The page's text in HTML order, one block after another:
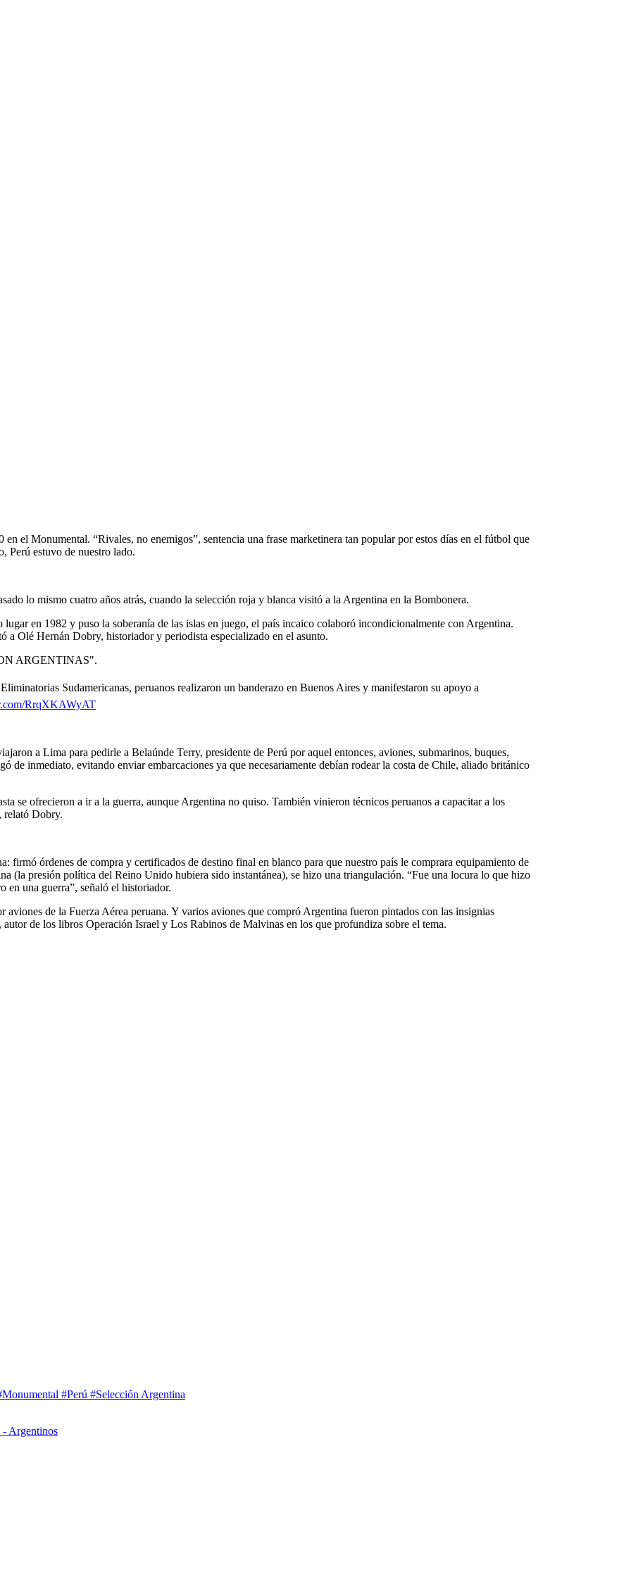
el Monumental. “Rivales, no enemigos”, sentencia una frase marketinera tan popular por estos días en el fútbol que
Perú estuvo de nuestro lado.
lo mismo cuatro años atrás, cuando la selección roja y blanca visitó a la Argentina en la Bombonera.
en 1982 y puso la soberanía de las islas en juego, el país incaico colaboró incondicionalmente con Argentina.
Olé Hernán Dobry, historiador y periodista especializado en el asunto.
ARGENTINAS".
Sudamericanas, peruanos realizaron un banderazo en Buenos Aires y manifestaron su apoyo a
RrqXKAWyAT
a Lima para pedirle a Belaúnde Terry, presidente de Perú por aquel entonces, aviones, submarinos, buques,
de inmediato, evitando enviar embarcaciones ya que necesariamente debían rodear la costa de Chile, aliado británico
se ofrecieron a ir a la guerra, aunque Argentina no quiso. También vinieron técnicos peruanos a capacitar a los
relató Dobry.
firmó órdenes de compra y certificados de destino final en blanco para que nuestro país le comprara equipamiento de
(la presión política del Reino Unido hubiera sido instantánea), se hizo una triangulación. “Fue una locura lo que hizo
en una guerra”, señaló el historiador.
de la Fuerza Aérea peruana. Y varios aviones que compró Argentina fueron pintados con las insignias
de los libros Operación Israel y Los Rabinos de Malvinas en los que profundiza sobre el tema.
#Perú #Selección Argentina
- Argentinos